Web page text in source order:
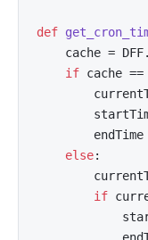
def
cache =
if cache ==
endTime
else:
if